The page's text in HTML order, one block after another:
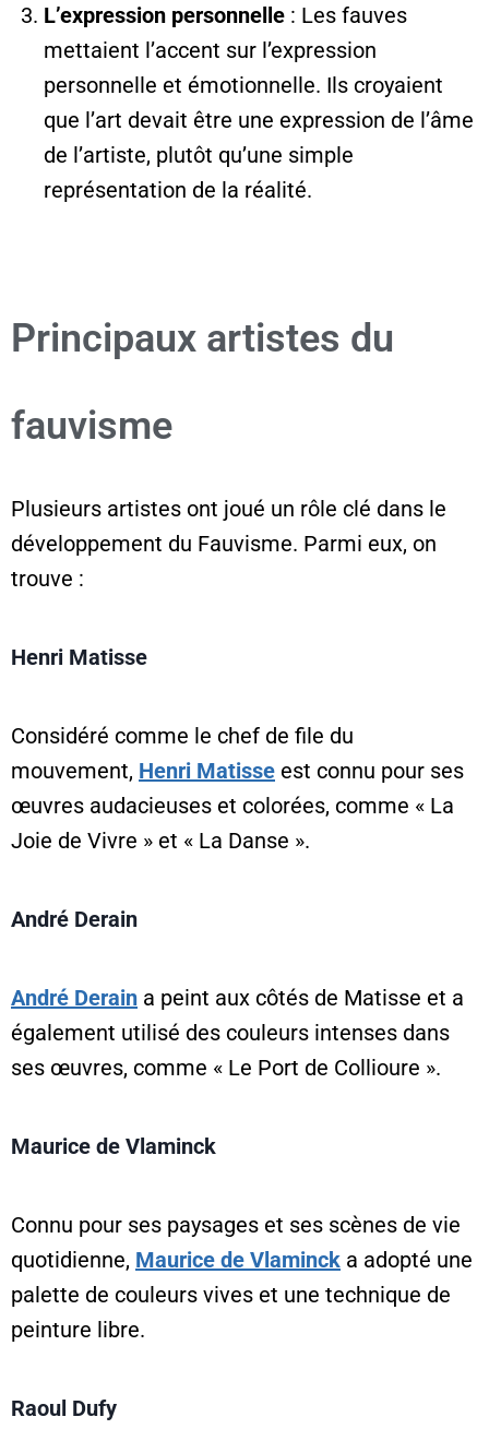
L’expression personnelle : Les fauves
mettaient l’accent sur l’expression
personnelle et émotionnelle. Ils croyaient
que l’art devait être une expression de l’âme
de l’artiste, plutôt qu’une simple
représentation de la réalité.
Principaux artistes du
fauvisme
Plusieurs artistes ont joué un rôle clé dans le
développement du Fauvisme. Parmi eux, on
trouve :
Henri Matisse
Considéré comme le chef de file du
mouvement, Henri Matisse est connu pour ses
œuvres audacieuses et colorées, comme « La
Joie de Vivre » et « La Danse ».
André Derain
André Derain a peint aux côtés de Matisse et a
également utilisé des couleurs intenses dans
ses œuvres, comme « Le Port de Collioure ».
Maurice de Vlaminck
Connu pour ses paysages et ses scènes de vie
quotidienne, Maurice de Vlaminck a adopté une
palette de couleurs vives et une technique de
peinture libre.
Raoul Dufy